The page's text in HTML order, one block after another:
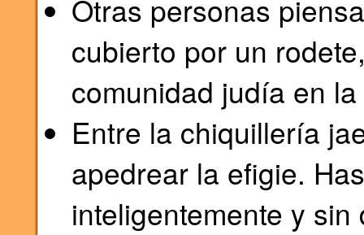
Otras personas
cubierto por un
comunidad judía en
Entre la chiquillería
apedrear la efigie.
inteligentemente y